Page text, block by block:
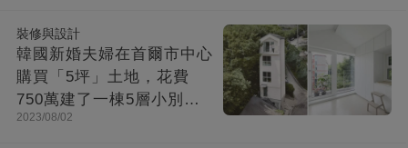
裝修與設計
韓國新婚夫婦在首爾市中心
購買「5坪」土地，花費
750萬建了一棟5層小別
墅：小房子卻幸福感爆棚
2023/08/02